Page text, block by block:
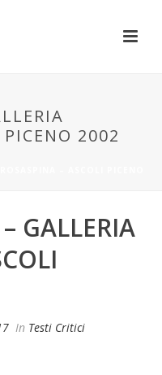
2002
GALLERIA
In Testi Critici